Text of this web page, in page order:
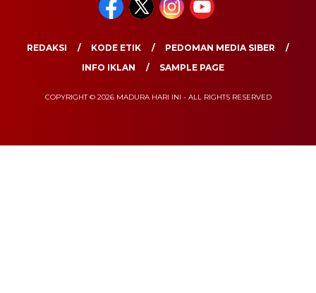
REDAKSI KODE ETIK
PEDOMAN MEDIA SIBER
INFO IKLAN
SAMPLE PAGE
COPYRIGHT © 2026 MADURA HARI INI - ALL RIGHTS RESERVED